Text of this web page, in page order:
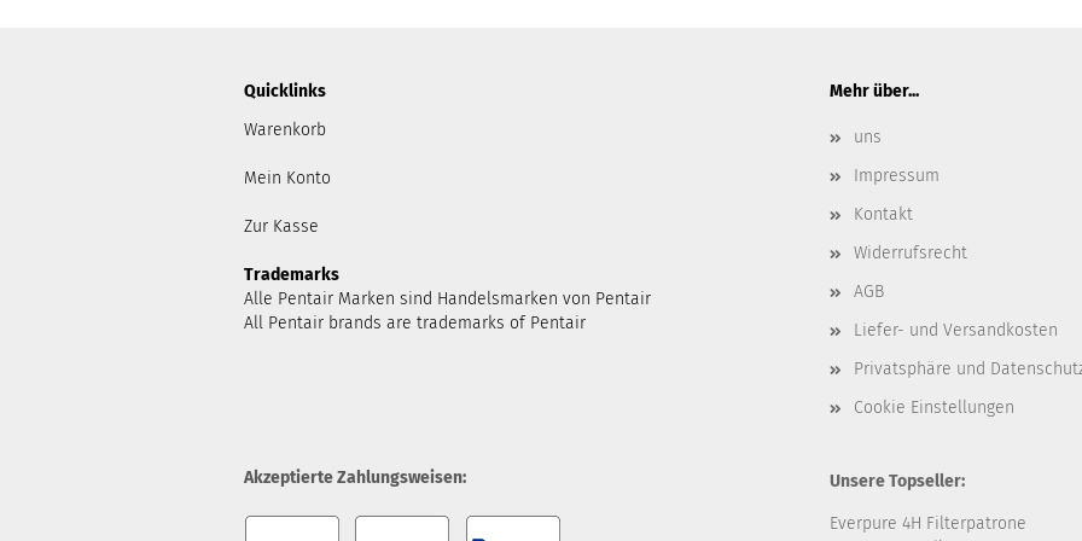
Quicklinks
Warenkorb
Mein Konto
Zur Kasse
Trademarks
Alle Pentair Marken sind Handelsmarken von Pentair
All Pentair brands are trademarks of Pentair
Mehr über...
uns
Impressum
Kontakt
Widerrufsrecht
AGB
Liefer- und Versandkosten
Privatsphäre und
Cookie Einstellungen
Akzeptierte Zahlungsweisen: Unsere Topseller:
Everpure 4H Filterpatrone